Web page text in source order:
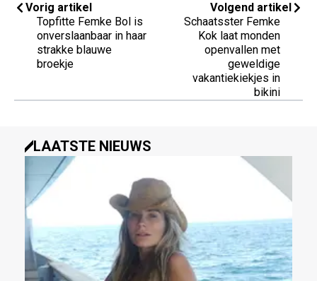
Vorig artikel
Topfitte Femke Bol is
onverslaanbaar in haar
strakke blauwe
broekje
Volgend artikel
Schaatsster Femke
Kok laat monden
openvallen met
geweldige
vakantiekiekjes in
bikini
LAATSTE NIEUWS